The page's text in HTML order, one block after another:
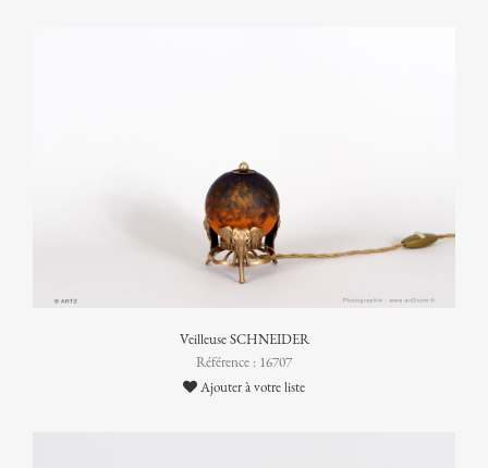
Veilleuse SCHNEIDER
Référence : 16707
Ajouter à votre liste